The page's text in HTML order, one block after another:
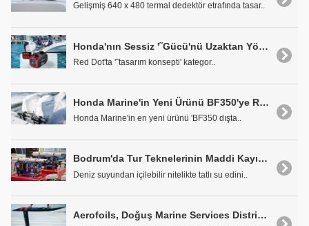
Gelişmiş 640 x 480 termal dedektör etrafında tasar..
Honda'nın Sessiz '˜Gücü'nü Uzaktan Yönetebilirsiniz
Red Dot'ta '˜tasarım konsepti' kategor..
Honda Marine'in Yeni Ürünü BF350'ye Red Dot Tasarım Ödülü
Honda Marine'in en yeni ürünü 'BF350 dışta..
Bodrum'da Tur Teknelerinin Maddi Kayıplarına Çözüm: RielliMarine Su Yapıcıları
Deniz suyundan içilebilir nitelikte tatlı su edini..
Aerofoils, Doğuş Marine Services Distribütörlüğünde Türkiye'de